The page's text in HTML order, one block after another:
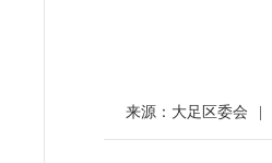
来源：大足区委会